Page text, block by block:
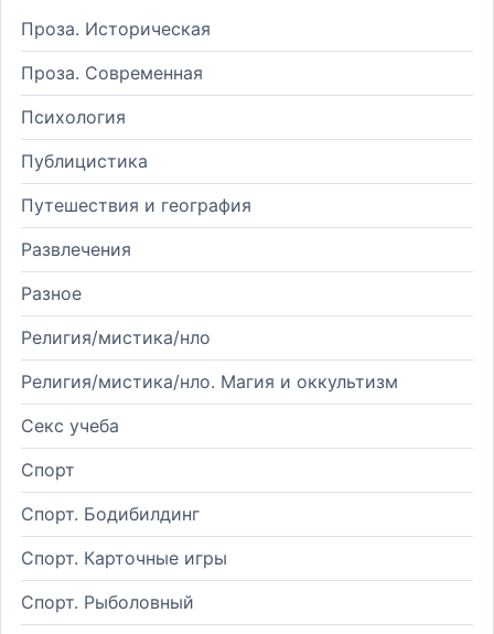
Проза. Историческая
Проза. Современная
Психология
Публицистика
Путешествия и география
Развлечения
Разное
Религия/мистика/нло
Религия/мистика/нло. Магия и оккультизм
Секс учеба
Спорт
Спорт. Бодибилдинг
Спорт. Карточные игры
Спорт. Рыболовный